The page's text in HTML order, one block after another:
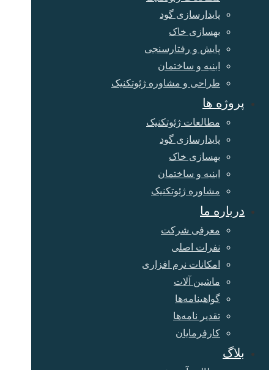
پایدارسازی گود
بهسازی خاک
پایش و رفتارسنجی
ابنیه و ساختمان
طراحی و مشاوره ژئوتکنیک
پروژه ها
مطالعات ژئوتکنیک
پایدارسازی گود
بهسازی خاک
ابنیه و ساختمان
مشاوره ژئوتکنیک
درباره ما
معرفی شرکت
نفرات اصلی
امکانات نرم افزاری
ماشین آلات
گواهینامه‌ها
تقدیر نامه‌ها
کارفرمایان
بلاگ